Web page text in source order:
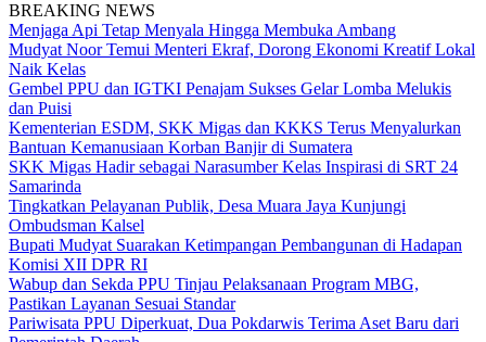
BREAKING NEWS
Menjaga Api Tetap Menyala Hingga Membuka Ambang
Mudyat Noor Temui Menteri Ekraf, Dorong Ekonomi Kreatif Lokal
Naik Kelas
Gembel PPU dan IGTKI Penajam Sukses Gelar Lomba Melukis
dan Puisi
Kementerian ESDM, SKK Migas dan KKKS Terus Menyalurkan
Bantuan Kemanusiaan Korban Banjir di Sumatera
SKK Migas Hadir sebagai Narasumber Kelas Inspirasi di SRT 24
Samarinda
Tingkatkan Pelayanan Publik, Desa Muara Jaya Kunjungi
Ombudsman Kalsel
Bupati Mudyat Suarakan Ketimpangan Pembangunan di Hadapan
Komisi XII DPR RI
Wabup dan Sekda PPU Tinjau Pelaksanaan Program MBG,
Pastikan Layanan Sesuai Standar
Pariwisata PPU Diperkuat, Dua Pokdarwis Terima Aset Baru dari